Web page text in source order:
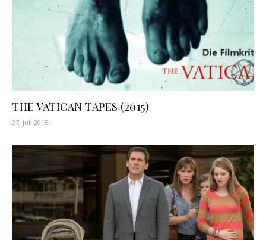
THE VATICAN TAPES (2015)
27. Juli 2015